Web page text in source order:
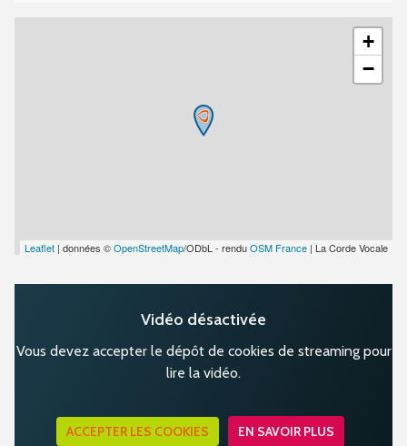
+
−
Leaflet | données ©OpenStreetMap/ODbL - renduOSM France | La Corde Vocale
Vidéo désactivée
Vous devez accepter le dépôt de cookies de streaming pour
lire la vidéo.
ACCEPTER LES COOKIES EN SAVOIR PLUS